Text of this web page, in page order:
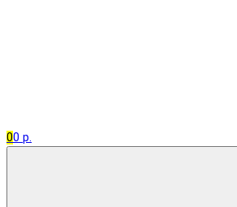
00 р.